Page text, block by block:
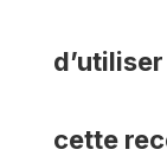
cette